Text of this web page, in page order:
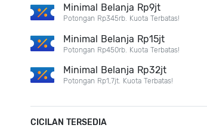
Minimal Belanja Rp9jt
Potongan Rp345rb. Kuota Terbatas!
Minimal Belanja Rp15jt
Potongan Rp450rb. Kuota Terbatas!
Minimal Belanja Rp32jt
Potongan Rp1,7jt. Kuota Terbatas!
CICILAN TERSEDIA